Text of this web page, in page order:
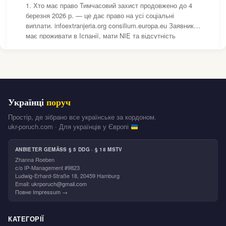
1. Хто має право Тимчасовий захист продовжено до 4
березня 2026 р. — це дає право на усі соціальні
виплати. infoextranjeria.org consilium.europa.eu Заявник
має проживати в Іспанії, мати NIE та відсутність
Українціпоруч
Простір, де зібрано все українське за кордоном.
ukr-poruch.com · Для українців у Європі
ANBIETER GEMÄSS § 5 DDG · § 18 MSTV
Zhanna Roeben
c/o IP-Management #9823
Ludwig-Erhard-Straße 18, 20459 Hamburg
Email: ukrporuch@gmail.com
Повне Impressum →
КАТЕГОРІЇ